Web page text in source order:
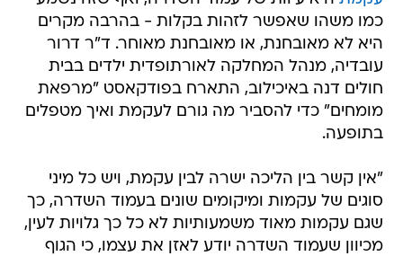
כמו משהו שאפשר לזהות בקלות - בהרבה מקרים
היא לא מאובחנת, או מאובחנת מאוחר. ד"ר דרור
עובדיה, מנהל המחלקה לאורתופדית ילדים בבית
חולים דנה באיכילוב, התארח בפודקאסט "מרפאת
מומחים" כדי להסביר מה גורם לעקמת ואיך מטפלים
בתופעה.
"אין קשר בין הליכה ישרה לבין עקמת, ויש כל מיני
סוגים של עקמות ומיקומים שונים בעמוד השדרה, כך
שגם עקמות מאוד משמעותיות לא כל כך גלויות לעין,
מכיוון שעמוד השדרה יודע לאזן את עצמו, כי הגוף